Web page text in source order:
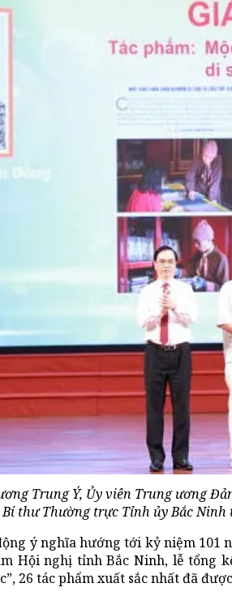
Trung Ý, Ủy viên Trung ương
Bí thư Thường trực Tỉnh ủy Bắc
ý nghĩa hướng tới kỷ niệm 101
Hội nghị tỉnh Bắc Ninh, lễ tổng
26 tác phẩm xuất sắc nhất đã